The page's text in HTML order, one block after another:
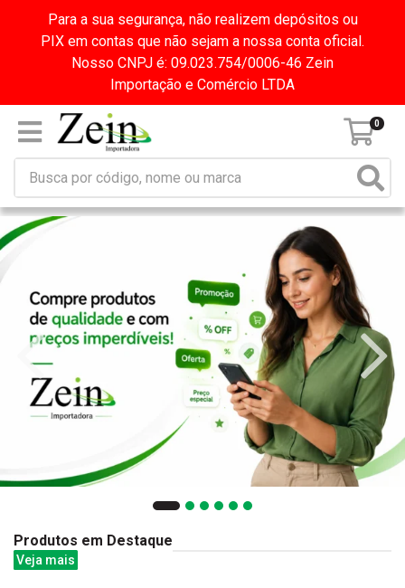
Para a sua segurança, não realizem depósitos ou
PIX em contas que não sejam a nossa conta oficial.
Nosso CNPJ é: 09.023.754/0006-46 Zein
Importação e Comércio LTDA
0
Produtos em Destaque
Veja mais